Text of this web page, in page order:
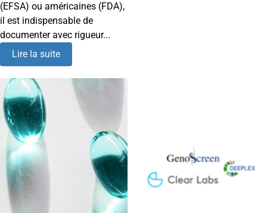
(EFSA) ou américaines (FDA),
il est indispensable de
documenter avec rigueur...
Lire la suite